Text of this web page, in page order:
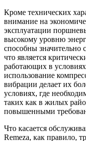
Кроме технических
внимание на
эксплуатации
высокому уровню
способны значительно
что является
работающих в
использование
вибрации делает их
условиях, где
таких как в жилых
повышенными
Что касается
Remeza, как правило,